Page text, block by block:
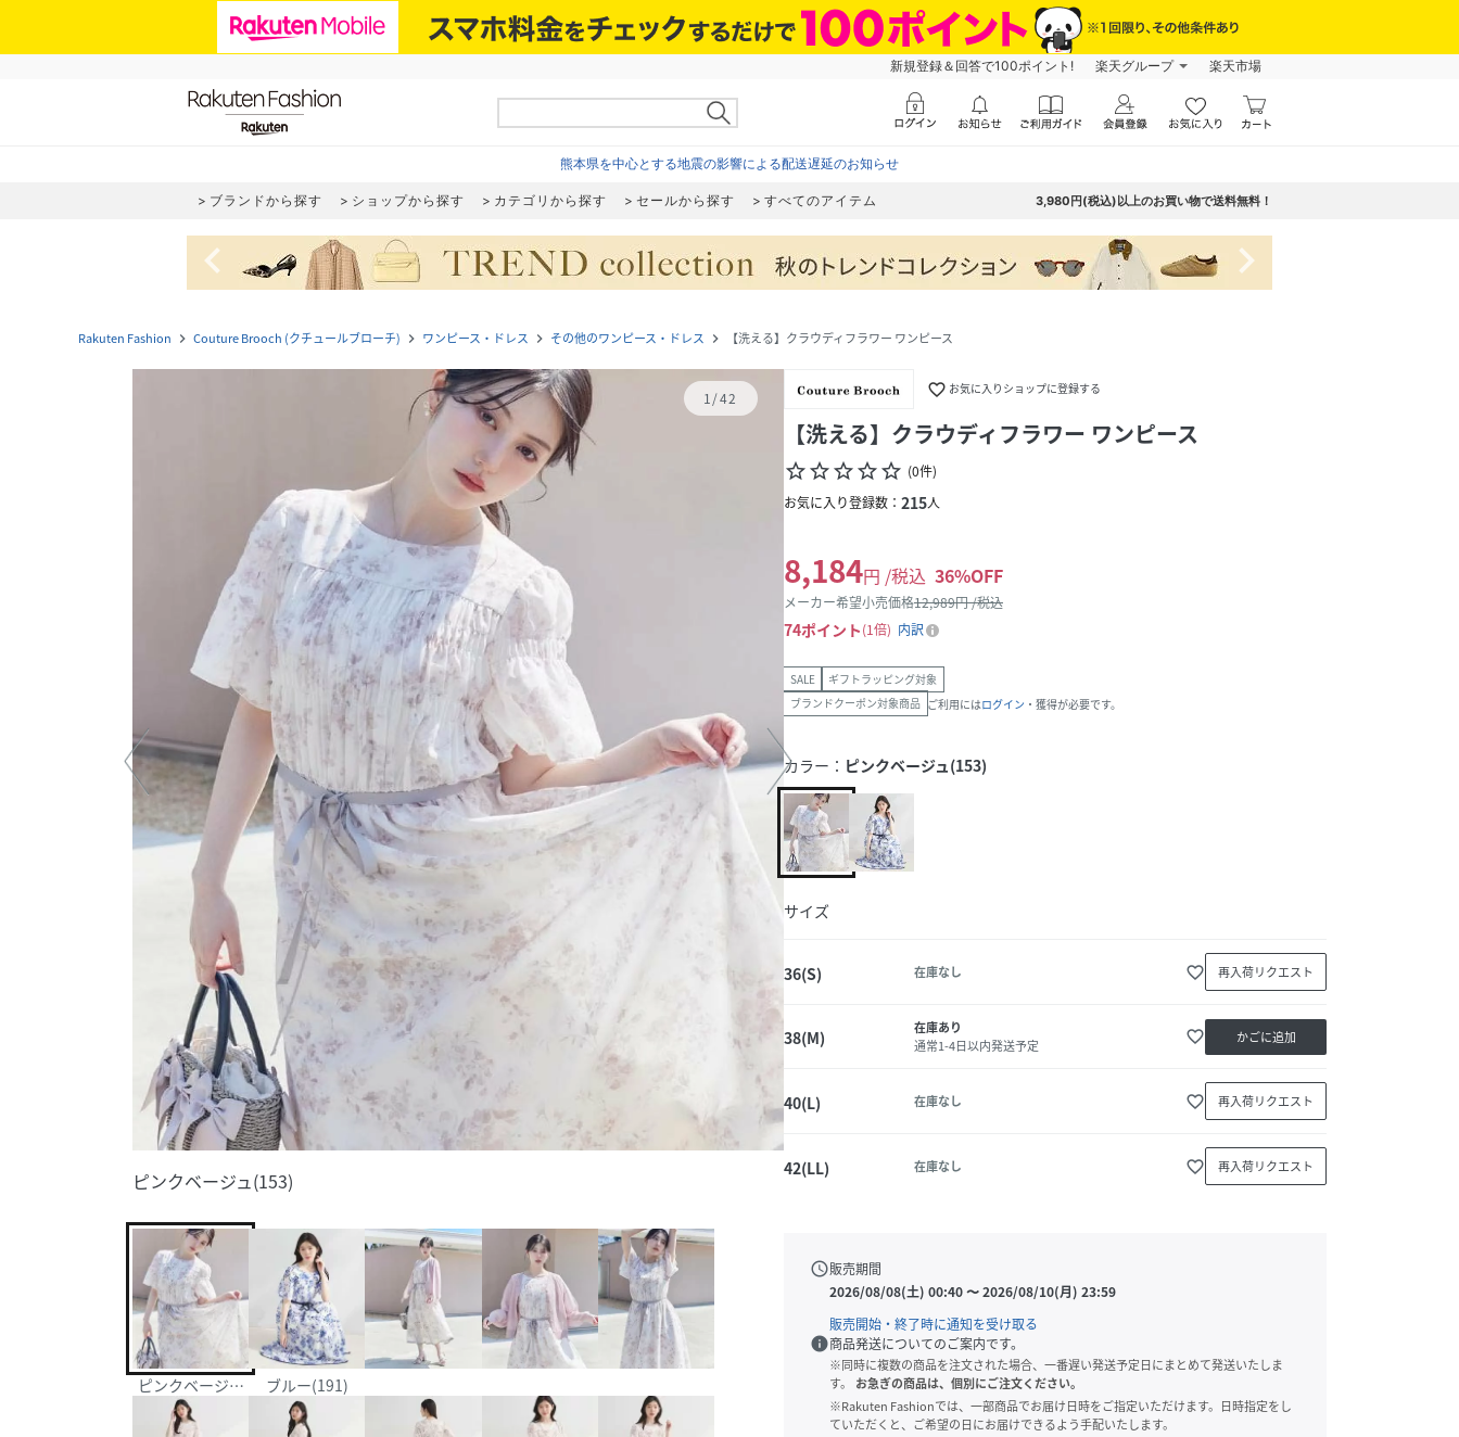
新規登録＆回答で100ポイント! 楽天グループ 楽天市場
熊本県を中心とする地震の影響による配送遅延のお知らせ
ブランドから探す ショップから探す カテゴリから探す セールから探す すべてのアイテム 3,980円(税込)以上のお買い物で送料無料！
navigate_before navigate_next
Rakuten Fashion navigate_next Couture Brooch (クチュールブローチ) navigate_next ワンピース・ドレス navigate_next その他のワンピース・ドレス navigate_next 【洗える】クラウディフラワー ワンピース
1/42
ピンクベージュ(153)
ピンクベージュ(153)ブルー(191)
favorite_border お気に入りショップに登録する
【洗える】クラウディフラワー ワンピース
star_borderstar_borderstar_borderstar_borderstar_border (0件)
お気に入り登録数： 215人
8,184円 /税込 36%OFF
メーカー希望小売価格12,989円 /税込
74ポイント 1倍 内訳
SALE
ギフトラッピング対象
ブランドクーポン対象商品 ご利用にはログイン ・獲得が必要です。
カラー： ピンクベージュ(153)
サイズ
36(S) 在庫なし favorite_border 再入荷リクエスト
38(M)
在庫あり
通常1-4日以内発送予定
favorite_border かごに追加
40(L) 在庫なし favorite_border 再入荷リクエスト
42(LL) 在庫なし favorite_border 再入荷リクエスト
schedule販売期間
2026/08/08(土) 00:40〜2026/08/10(月) 23:59
販売開始・終了時に通知を受け取る
info商品発送についてのご案内です。
※同時に複数の商品を注文された場合、一番遅い発送予定日にまとめて発送いたしま
す。
お急ぎの商品は、個別にご注文ください。
※Rakuten Fashionでは、一部商品でお届け日時をご指定いただけます。日時指定をし
ていただくと、ご希望の日にお届けできるよう手配いたします。